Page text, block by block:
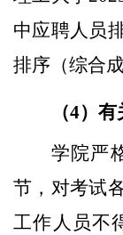
中应聘人员
排序（综合
（4）
学院严
节，对考试
工作人员不